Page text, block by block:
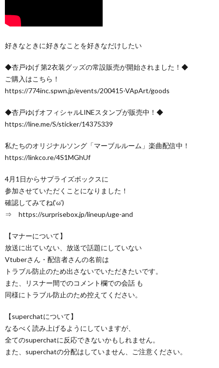
好きなときに好きなことを好きなだけしたい
◆杏戸ゆげ 第2衣装グッズの常設販売が開始されました！◆
ご購入はこちら！
https://774inc.spwn.jp/events/200415-VApArt/goods
◆杏戸ゆげオフィシャルLINEスタンプが販売中！◆
https://line.me/S/sticker/14375339
私たちのオリジナルソング「マーブルルーム」楽曲配信中！
https://linkco.re/4S1MGhUf
4月1日からサプライズボックスに
参加させていただくことになりました！
確認してみてね(‘ω’)
⇒ https://surprisebox.jp/lineup/uge-and
【マナーについて】
放送に出ていない、放送で話題にしていない
Vtuberさん・配信者さんの名前は
トラブル防止のため出さないでいただきたいです。
また、リスナー間でのコメント欄での会話 も
同様にトラブル防止のため控えてください。
【superchatについて】
なるべく読み上げるようにしていますが、
全てのsuperchatに反応できないかもしれません。
また、superchatの分配はしていません、ご注意ください。